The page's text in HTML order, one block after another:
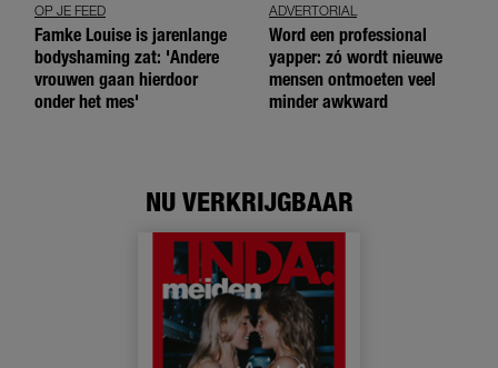
OP JE FEED
Famke Louise is jarenlange
bodyshaming zat: 'Andere
vrouwen gaan hierdoor
onder het mes'
ADVERTORIAL
Word een professional
yapper: zó wordt nieuwe
mensen ontmoeten veel
minder awkward
NU VERKRIJGBAAR